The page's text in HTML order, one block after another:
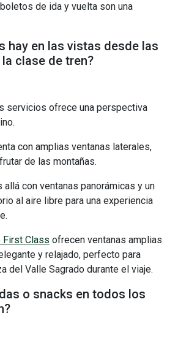
de ida y vuelta son una
hay en las vistas desde las
clase de tren?
servicios ofrece una perspectiva
con amplias ventanas laterales,
de las montañas.
allá con ventanas panorámicas y un
al aire libre para una experiencia
First Class ofrecen ventanas amplias
y relajado, perfecto para
del Valle Sagrado durante el viaje.
o snacks en todos los